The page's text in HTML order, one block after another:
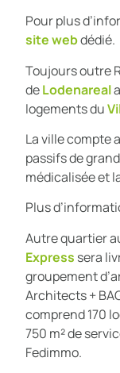
Pour plus
site webdédié.
Toujours outre
deLodenareal
logements du
La ville compte
passifs de
médicalisée et
Plus
Autre quartier
Express sera
groupement
Architects +
comprend 170
750 m² de
Fedimmo.